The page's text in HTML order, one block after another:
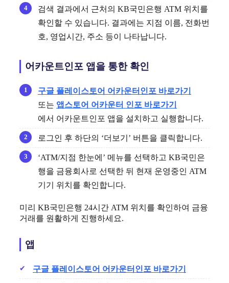
검색 결과에서 근처의 KB국민은행 ATM 위치를
확인할 수 있습니다. 결과에는 지점 이름, 전화번
호, 영업시간, 주소 등이 나타납니다.
어카운트인포 앱을 통한 확인
구글 플레이스토어 어카운터인포 바로가기
또는 앱스토어 어카운터 인포 바로가기
에서 어카운트인포 앱을 설치하고 실행합니다.
로그인 후 하단의 ‘더보기’ 버튼을 클릭합니다.
‘ATM/지점 한눈에’ 메뉴를 선택하고 KB국민은
행을 금융회사로 선택한 뒤 현재 운영중인 ATM
기기 위치를 확인합니다.
미리 KB국민은행 24시간 ATM 위치를 확인하여 금융
거래를 원활하게 진행하세요.
앱
구글 플레이스토어 어카운터인포 바로가기